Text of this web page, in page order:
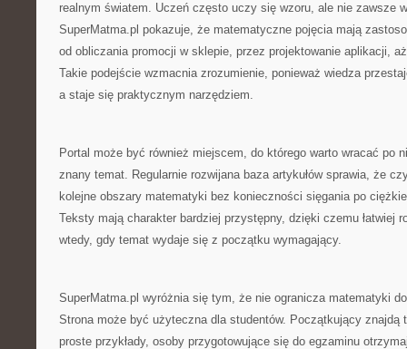
realnym światem. Uczeń często uczy się wzoru, ale nie zawsze
SuperMatma.pl pokazuje, że matematyczne pojęcia mają
od obliczania promocji w sklepie, przez projektowanie aplikacji,
Takie podejście wzmacnia zrozumienie, ponieważ wiedza
a staje się praktycznym narzędziem.
Portal może być również miejscem, do którego warto wracać po
znany temat. Regularnie rozwijana baza artykułów sprawia, że
kolejne obszary matematyki bez konieczności sięgania po
Teksty mają charakter bardziej przystępny, dzięki czemu łatwiej
wtedy, gdy temat wydaje się z początku wymagający.
SuperMatma.pl wyróżnia się tym, że nie ogranicza matematyki
Strona może być użyteczna dla studentów. Początkujący znajdą
proste przykłady, osoby przygotowujące się do egzaminu